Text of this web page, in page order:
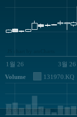
1월 26 3월 26
Volume 131970.KQ
JS chart by amCharts